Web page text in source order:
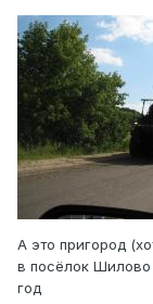
А это пригород
в посёлок Шилово
год